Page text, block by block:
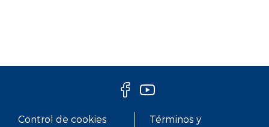
Control de cookies
Términos y